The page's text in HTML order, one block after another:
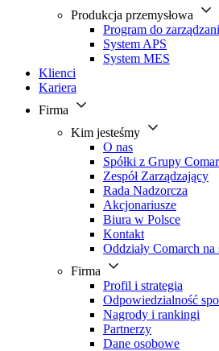
Produkcja przemysłowa
Program do
System APS
System MES
Klienci
Kariera
Firma
Kim jesteśmy
O nas
Spółki z Grupy
Zespół Zarządzający
Rada Nadzorcza
Akcjonariusze
Biura w Polsce
Kontakt
Oddziały Comarch na
Firma
Profil i strategia
Odpowiedzialność
Nagrody i rankingi
Partnerzy
Dane osobowe